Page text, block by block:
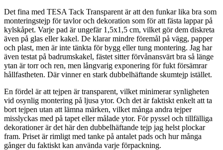
Det fina med TESA Tack Transparent är att den funkar lika bra som
monteringstejp för tavlor och dekoration som för att fästa lappar på
kylskåpet. Varje pad är ungefär 1,5x1,5 cm, vilket gör dem diskreta
även på glas eller kakel. De klarar mindre föremål på vägg, papper
och plast, men är inte tänkta för bygg eller tung montering. Jag har
även testat på badrumskakel, fästet sitter förvånansvärt bra så länge
ytan är torr och ren, men långvarig exponering för fukt försämrar
hållfastheten. Där vinner en stark dubbelhäftande skumtejp istället.
En fördel är att tejpen är transparent, vilket minimerar synligheten
vid osynlig montering på ljusa ytor. Och det är faktiskt enkelt att ta
bort tejpen utan att lämna märken, vilket många andra tejper
misslyckas med på tapet eller målade ytor. För pyssel och tillfälliga
dekorationer är det här den dubbelhäftande tejp jag helst plockar
fram. Priset är rimligt med tanke på antalet pads och hur många
gånger du faktiskt kan använda varje förpackning.